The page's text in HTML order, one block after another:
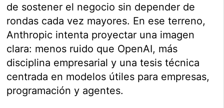
de sostener el negocio sin depender de
rondas cada vez mayores. En ese terreno,
Anthropic intenta proyectar una imagen
clara: menos ruido que OpenAI, más
disciplina empresarial y una tesis técnica
centrada en modelos útiles para empresas,
programación y agentes.